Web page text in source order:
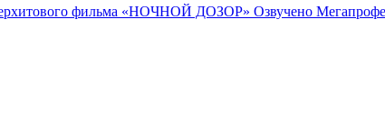
фильма «НОЧНОЙ ДОЗОР» Озвучено